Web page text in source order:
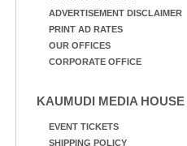
ADVERTISEMENT DISCLAIMER
PRINT AD RATES
OUR OFFICES
CORPORATE OFFICE
KAUMUDI MEDIA HOUSE
EVENT TICKETS
SHIPPING POLICY